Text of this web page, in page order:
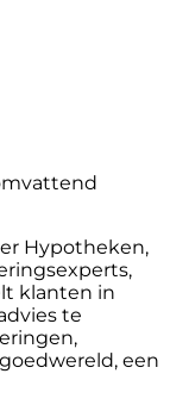
Hypotheken,
klanten in
te
een